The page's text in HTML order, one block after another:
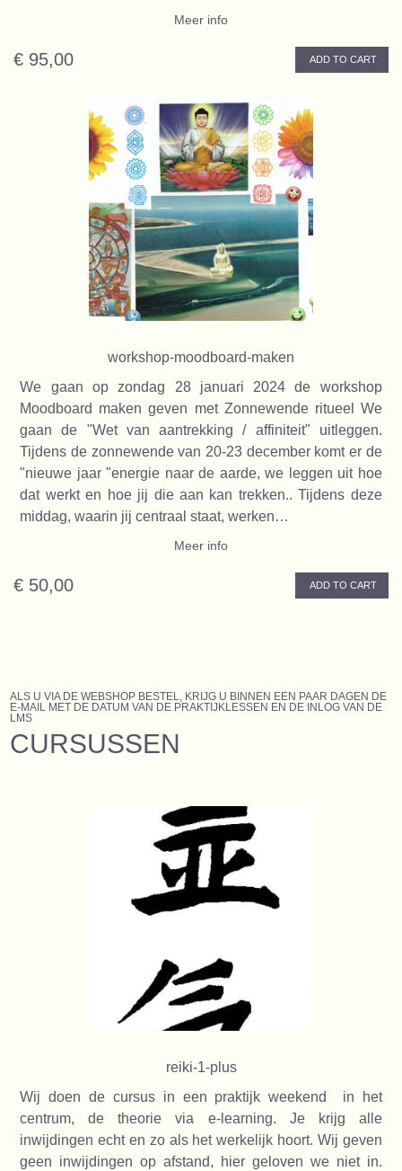
Meer info
€ 95,00 ADD TO CART
workshop-moodboard-maken
We gaan op zondag 28 januari 2024 de workshop
Moodboard maken geven met Zonnewende ritueel We
gaan de "Wet van aantrekking / affiniteit" uitleggen.
Tijdens de zonnewende van 20-23 december komt er de
"nieuwe jaar "energie naar de aarde, we leggen uit hoe
dat werkt en hoe jij die aan kan trekken.. Tijdens deze
middag, waarin jij centraal staat, werken…
Meer info
€ 50,00 ADD TO CART
ALS U VIA DE WEBSHOP BESTEL, KRIJG U BINNEN EEN PAAR DAGEN DE
E-MAIL MET DE DATUM VAN DE PRAKTIJKLESSEN EN DE INLOG VAN DE
LMS
CURSUSSEN
reiki-1-plus
Wij doen de cursus in een praktijk weekend in het
centrum, de theorie via e-learning. Je krijg alle
inwijdingen echt en zo als het werkelijk hoort. Wij geven
geen inwijdingen op afstand, hier geloven we niet in.